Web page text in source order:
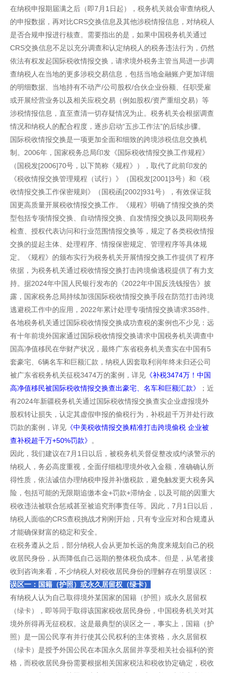
在纳税申报期届满之后（即7月1日起），税务机关就会审查纳税人
的申报数据，再对比CRS交换信息及其他涉税情报信息，对纳税人
是否合规申报进行核查。需要指出的是，如果中国税务机关通过
CRS交换信息不足以充分调查和认定纳税人的税务违法行为，仍然
依法有权发起国际税收情报交换，请求境外税务主管当局进一步调
查纳税人在当地的更多涉税交易信息，包括当地金融账户更加详细
的明细数据、当地持有不动产/公司股权/合伙企业份额、任职受雇
或开展经营业务以及相关应税交易（例如股权/资产重组交易）等
涉税情报信息，直至查清一切存疑情况为止。税务机关会根据调查
情况和纳税人的配合程度，逐步启动“五步工作法”的后续步骤。
国际税收情报交换是一项更加全面和细致的跨境涉税信息交换机
制。2006年，国家税务总局印发《国际税收情报交换工作规程》
（国税发[2006]70号，以下简称《规程》），取代了此前印发的
《税收情报交换管理规程（试行）》（国税发[2001]3号）和《税
收情报交换工作保密规则》（国税函[2002]931号），有效保证我
国更高质量开展税收情报交换工作。《规程》明确了情报交换的类
型包括专项情报交换、自动情报交换、自发情报交换以及同期税务
检查、授权代表访问和行业范围情报交换等，规定了各类税收情报
交换的提起主体、处理程序、情报保密规定、管理程序等具体规
定。《规程》的颁布实行为税务机关开展情报交换工作提供了程序
依据，为税务机关通过税收情报交换打击跨境偷逃税提供了有力支
持。据2024年中国人民银行发布的《2022年中国反洗钱报告》披
露，国家税务总局持续加强国际税收情报交换手段在防范打击跨境
逃避税工作中的应用，2022年累计处理专项情报交换请求358件。
各地税务机关通过国际税收情报交换成功查税的案例也不少见：远
有十年前境外国家通过国际税收情报交换请求中国税务机关调查中
国高净值移民在华财产状况，最终广东省税务机关查实在中国有5
套豪宅、6辆名车和巨额汇款，纳税人因套取利润年终未归还公司
被广东省税务机关征税3474万的案例，详见 《补税3474万！中国
高净值移民被国际税收情报交换查出豪宅、名车和巨额汇款》
；近
有2024年新疆税务机关通过国际税收情报交换查实企业虚报境外
股权转让损失，认定其虚假申报的偷税行为，补税超千万并处行政
罚款的案例，详见 《中美税收情报交换精准打击跨境偷税 企业被
查补税超千万+50%罚款》
。
因此，我们建议在7月1日以后，被税务机关督促整改或约谈警示的
纳税人，务必高度重视，全面仔细梳理境外收入金额，准确确认所
得性质，依法诚信办理纳税申报并补缴税款，避免触发更大税务风
险，包括可能的无限期追缴本金+罚款+滞纳金，以及可能的因重大
税收违法被联合惩戒甚至被追究刑事责任等。因此，7月1日以后，
纳税人面临的CRS查税挑战才刚刚开始，只有专业应对和合规遵从
才能确保财富的稳定和安全。
在税务遵从之后，部分纳税人会从更加长远的角度来规划自己的税
收居民身份，从而降低自己远期的整体税负成本。但是，从笔者接
收到咨询来看，不少纳税人对税收居民身份的理解存在明显误区：
误区一：国籍（护照）或永久居留权（绿卡）
有纳税人认为自己取得境外某国家的国籍（护照）或永久居留权
（绿卡），即等同于取得该国家税收居民身份，中国税务机关对其
境外所得再无征税权。这是最典型的误区之一，事实上，国籍（护
照）是一国公民享有并行使其公民权利的主体资格，永久居留权
（绿卡）是授予外国公民在本国永久居留并享受相关社会福利的资
格，而税收居民身份需要根据相关国家税法和税收协定确定，税收